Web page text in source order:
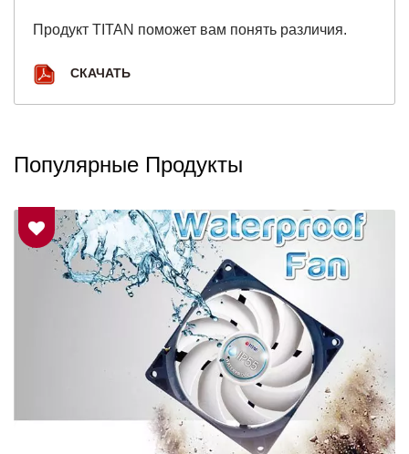
Продукт TITAN поможет вам понять различия.
СКАЧАТЬ
Популярные Продукты